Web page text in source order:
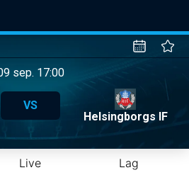
sep. 17:00
VS
Helsingborgs IF
Live Lag